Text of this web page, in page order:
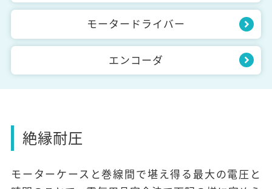
モータードライバー
エンコーダ
絶縁耐圧
モーターケースと巻線間で堪え得る最大の電圧と